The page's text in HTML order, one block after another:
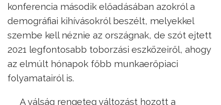
konferencia második előadásában azokról a
demográfiai kihívásokról beszélt, melyekkel
szembe kell néznie az országnak, de szót ejtett
2021 legfontosabb toborzási eszközeiről, ahogy
az elmúlt hónapok főbb munkaerőpiaci
folyamatairól is.
A válság rengeteg változást hozott a